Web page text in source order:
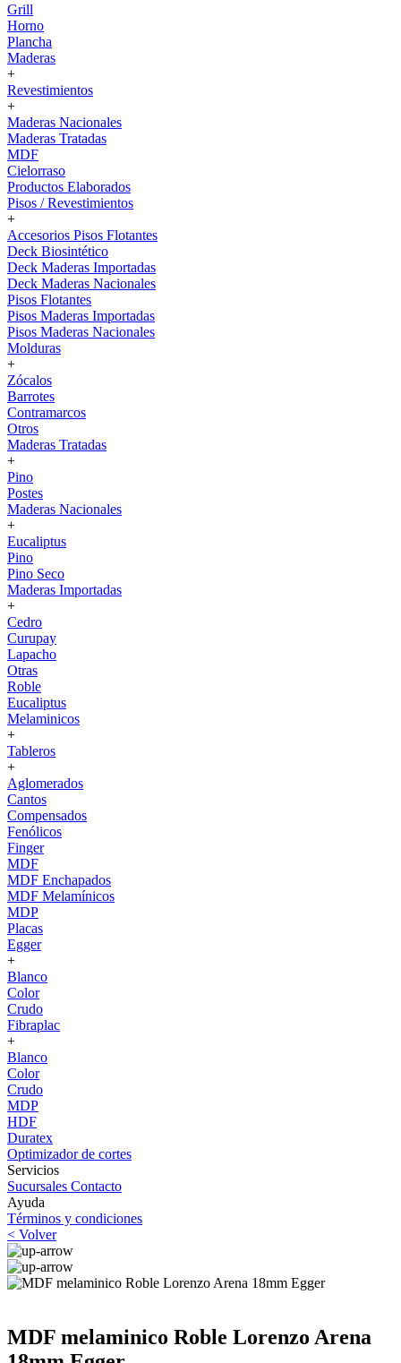
Grill
Horno
Plancha
Maderas
+
Revestimientos
+
Maderas Nacionales
Maderas Tratadas
MDF
Cielorraso
Productos Elaborados
Pisos / Revestimientos
+
Accesorios Pisos Flotantes
Deck Biosintético
Deck Maderas Importadas
Deck Maderas Nacionales
Pisos Flotantes
Pisos Maderas Importadas
Pisos Maderas Nacionales
Molduras
+
Zócalos
Barrotes
Contramarcos
Otros
Maderas Tratadas
+
Pino
Postes
Maderas Nacionales
+
Eucaliptus
Pino
Pino Seco
Maderas Importadas
+
Cedro
Curupay
Lapacho
Otras
Roble
Eucaliptus
Melaminicos
+
Tableros
+
Aglomerados
Cantos
Compensados
Fenólicos
Finger
MDF
MDF Enchapados
MDF Melamínicos
MDP
Placas
Egger
+
Blanco
Color
Crudo
Fibraplac
+
Blanco
Color
Crudo
MDP
HDF
Duratex
Optimizador de cortes
Servicios
Sucursales Contacto
Ayuda
Términos y condiciones
< Volver
MDF melaminico Roble Lorenzo Arena